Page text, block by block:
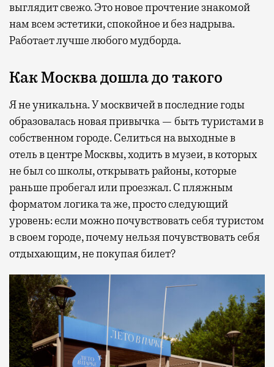
выглядит свежо. Это новое прочтение знакомой
нам всем эстетики, спокойное и без надрыва.
Работает лучше любого мудборда.
Как Москва дошла до такого
Я не уникальна. У москвичей в последние годы
образовалась новая привычка — быть туристами в
собственном городе. Селиться на выходные в
отель в центре Москвы, ходить в музеи, в которых
не был со школы, открывать районы, которые
раньше пробегал или проезжал. С пляжным
форматом логика та же, просто следующий
уровень: если можно почувствовать себя туристом
в своем городе, почему нельзя почувствовать себя
отдыхающим, не покупая билет?